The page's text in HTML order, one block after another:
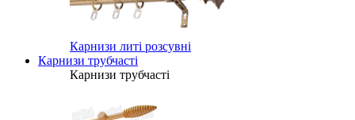
Карнизи литі розсувні
Карнизи трубчасті
Карнизи трубчасті